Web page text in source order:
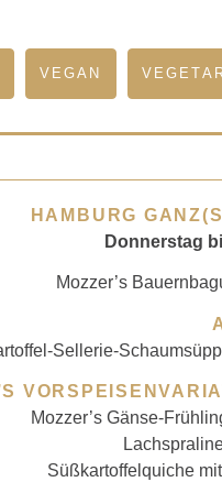
VEGAN
HAMBURG
Donnerstag
Mozzer’s
Sellerie-
Mozzer’s Gänse-
Süßkartoffelquiche